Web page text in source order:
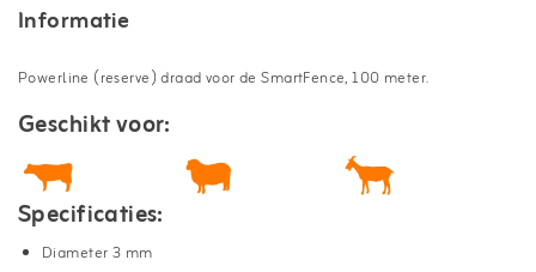
Informatie
Powerline (reserve) draad voor de SmartFence, 100 meter.
Geschikt voor:
Specificaties:
Diameter 3 mm